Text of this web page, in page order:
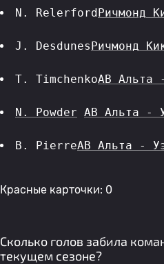
N. RelerfordРичмонд
J. DesdunesРичмонд
T. TimchenkoАВ Альта
N. Powder АВ Альта -
B. PierreАВ Альта -
Красные карточки: 0
Сколько голов забила
текущем сезоне?